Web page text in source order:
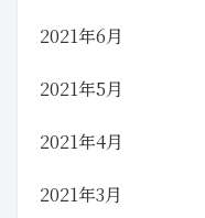
2021年6月
2021年5月
2021年4月
2021年3月